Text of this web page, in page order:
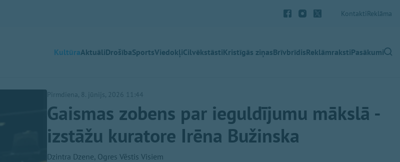
KontaktiReklāma
KultūraAktuāliDrošībaSportsViedokļiCilvēkstāstiKristīgās ziņasBrīvbrīdisReklāmrakstiPasākumi
Pirmdiena, 8. jūnijs, 2026 11:44
Gaismas zobens par ieguldījumu mākslā -
izstāžu kuratore Irēna Bužinska
Dzintra Dzene, Ogres Vēstis Visiem